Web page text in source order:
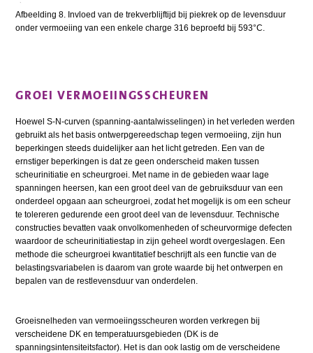
Afbeelding 8. Invloed van de trekverblijftijd bij piekrek op de levensduur
onder vermoeiing van een enkele charge 316 beproefd bij 593°C.
GROEI VERMOEIINGSSCHEUREN
Hoewel S-N-curven (spanning-aantalwisselingen) in het verleden werden
gebruikt als het basis ontwerpgereedschap tegen vermoeiing, zijn hun
beperkingen steeds duidelijker aan het licht getreden. Een van de
ernstiger beperkingen is dat ze geen onderscheid maken tussen
scheurinitiatie en scheurgroei. Met name in de gebieden waar lage
spanningen heersen, kan een groot deel van de gebruiksduur van een
onderdeel opgaan aan scheurgroei, zodat het mogelijk is om een scheur
te tolereren gedurende een groot deel van de levensduur. Technische
constructies bevatten vaak onvolkomenheden of scheurvormige defecten
waardoor de scheurinitiatiestap in zijn geheel wordt overgeslagen. Een
methode die scheurgroei kwantitatief beschrijft als een functie van de
belastingsvariabelen is daarom van grote waarde bij het ontwerpen en
bepalen van de restlevensduur van onderdelen.
Groeisnelheden van vermoeiingsscheuren worden verkregen bij
verscheidene DK en temperatuursgebieden (DK is de
spanningsintensiteitsfactor). Het is dan ook lastig om de verscheidene